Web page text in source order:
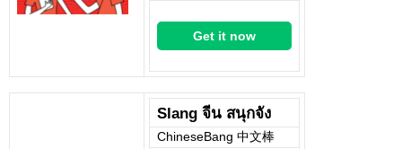
Get it now
Slang จีน สนุกจัง
ChineseBang 中文棒